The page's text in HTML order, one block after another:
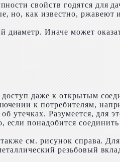
свойств годятся
но, как известно,
Иначе может
даже к открытым
к потребителям,
утечках. Разумеется, для
понадобится
см. рисунок справа.
резьбовый